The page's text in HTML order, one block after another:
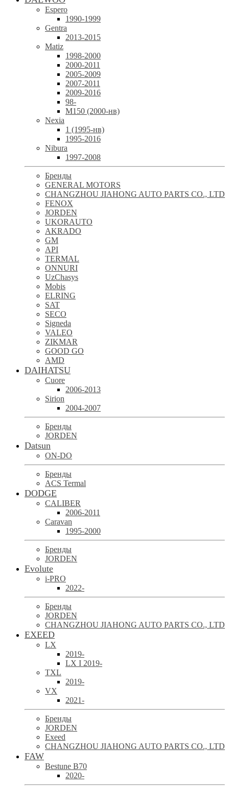
Espero
1990-1999
Gentra
2013-2015
Matiz
1998-2000
2000-2011
2005-2009
2007-2011
2009-2016
98-
М150 (2000-нв)
Nexia
1 (1995-нв)
1995-2016
Nibura
1997-2008
Бренды
GENERAL MOTORS
CHANGZHOU JIAHONG AUTO PARTS CO., LTD
FENOX
JORDEN
UKORAUTO
AKRADO
GM
API
TERMAL
ONNURI
UzChasys
Mobis
ELRING
SAT
SECO
Signeda
VALEO
ZIKMAR
GOOD GO
AMD
DAIHATSU
Cuore
2006-2013
Sirion
2004-2007
Бренды
JORDEN
Datsun
ON-DO
Бренды
ACS Termal
DODGE
CALIBER
2006-2011
Caravan
1995-2000
Бренды
JORDEN
Evolute
i-PRO
2022-
Бренды
JORDEN
CHANGZHOU JIAHONG AUTO PARTS CO., LTD
EXEED
LX
2019-
LX I 2019-
TXL
2019-
VX
2021-
Бренды
JORDEN
Exeed
CHANGZHOU JIAHONG AUTO PARTS CO., LTD
FAW
Bestune B70
2020-